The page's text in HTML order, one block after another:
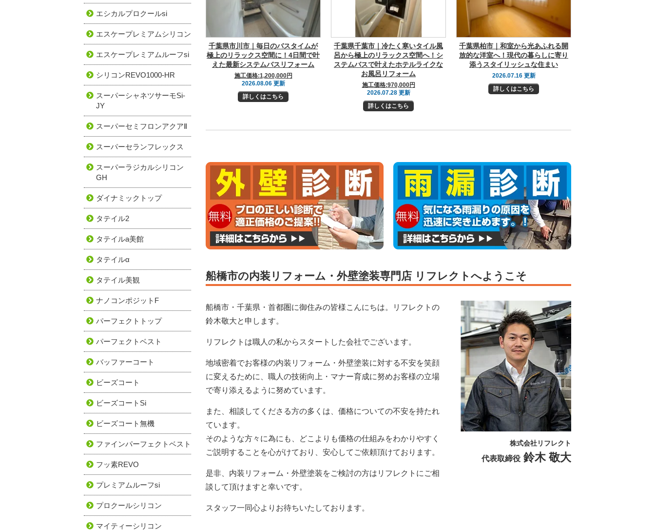
千葉県市川市｜毎日のバスタイムが
極上のリラックス空間に！4日間で叶
えた最新システムバスリフォーム
施工価格:1,200,000円
2026.08.06 更新
詳しくはこちら
千葉県千葉市｜冷たく寒いタイル風
呂から極上のリラックス空間へ！シ
ステムバスで叶えたホテルライクな
お風呂リフォーム
施工価格:970,000円
2026.07.28 更新
詳しくはこちら
千葉県柏市｜和室から光あふれる開
放的な洋室へ！現代の暮らしに寄り
添うスタイリッシュな住まい
2026.07.16 更新
詳しくはこちら
船橋市の内装リフォーム・外壁塗装専門店 リフレクトへようこそ
株式会社リフレクト
代表取締役 鈴木 敬大
船橋市・千葉県・首都圏に御住みの皆様こんにちは。 リフレクト の
鈴木敬大と申します。
リフレクト は職人の私からスタートした会社でございます。
地域密着でお客様の内装リフォーム・外壁塗装に対する不安を笑顔
に変えるために、職人の技術向上・マナー育成に努めお客様の立場
で寄り添えるように努めています。
また、相談してくださる方の多くは、価格についての不安を持たれ
ています。
そのような方々に為にも、どこよりも価格の仕組みをわかりやすく
ご説明することを心がけており、安心してご依頼頂けております。
是非、内装リフォーム・外壁塗装をご検討の方は リフレクト にご相
談して頂けますと幸いです。
スタッフ一同心よりお待ちいたしております。
エシカルプロクールsi
エスケープレミアムシリコン
エスケープレミアムルーフsi
シリコンREVO1000-HR
スーパーシャネツサーモSi-
JY
スーパーセミフロンアクアⅡ
スーパーセランフレックス
スーパーラジカルシリコン
GH
ダイナミックトップ
タテイル2
タテイルa美館
タテイルα
タテイル美観
ナノコンポジットF
パーフェクトトップ
パーフェクトベスト
バッファーコート
ビーズコート
ビーズコートSi
ビーズコート無機
ファインパーフェクトベスト
フッ素REVO
プレミアムルーフsi
プロクールシリコン
マイティーシリコン